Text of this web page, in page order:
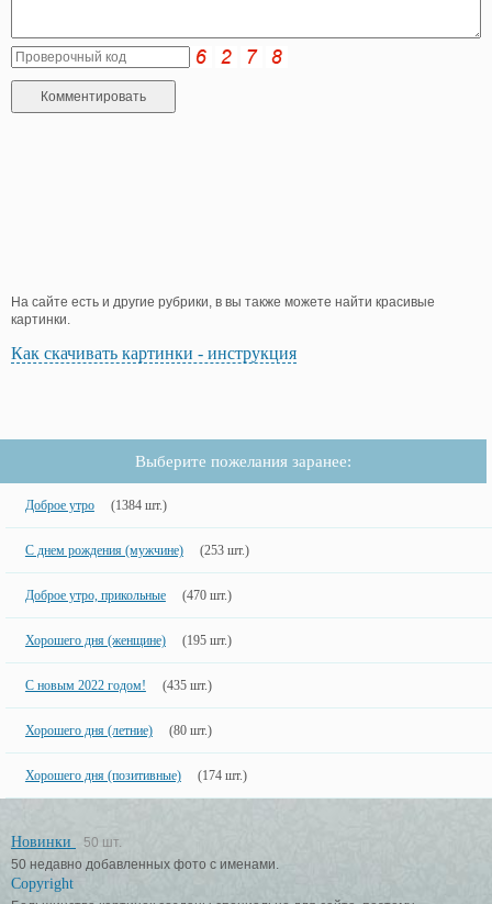
На сайте есть и другие рубрики, в вы также можете найти красивые
картинки.
Как скачивать картинки - инструкция
Выберите пожелания заранее:
Доброе утро (1384 шт.)
С днем рождения (мужчине) (253 шт.)
Доброе утро, прикольные (470 шт.)
Хорошего дня (женщине) (195 шт.)
С новым 2022 годом! (435 шт.)
Хорошего дня (летние) (80 шт.)
Хорошего дня (позитивные) (174 шт.)
Новинки
50 шт.
50 недавно добавленных фото с именами.
Copyright